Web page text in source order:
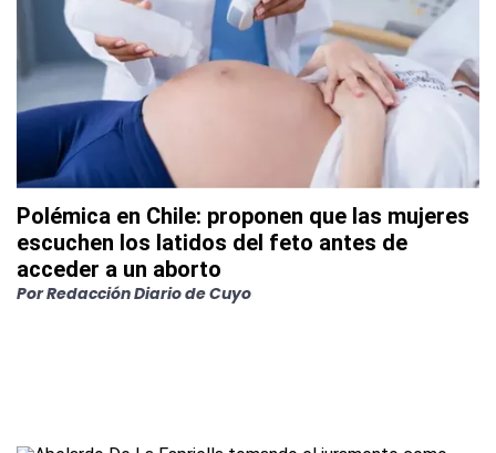
Polémica en Chile: proponen que las mujeres
escuchen los latidos del feto antes de
acceder a un aborto
PorRedacción Diario de Cuyo